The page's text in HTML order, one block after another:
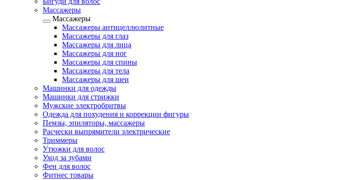
Массажеры
Массажеры
Массажеры антицеллюлитные
Массажеры для глаз
Массажеры для лица
Массажеры для ног
Массажеры для спины
Массажеры для тела
Массажеры для шеи
Машинки для одежды
Машинки для стрижки
Мужские электробритвы
Одежда для похудения и коррекции фигуры
Пемзы, эпиляторы, массажеры
Расчески выпрямители электрические
Триммеры
Утюжки для волос
Уход за зубами
Фен для волос
Фитнес товары